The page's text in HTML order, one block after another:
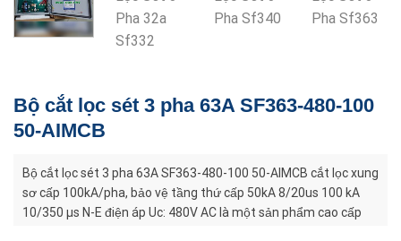
Bộ cắt lọc sét 3 pha 63A SF363-480-100
50-AIMCB
Bộ cắt lọc sét 3 pha 63A SF363-480-100 50-AIMCB cắt lọc xung
sơ cấp 100kA/pha, bảo vệ tầng thứ cấp 50kA 8/20us 100 kA
10/350 µs N-E điện áp Uc: 480V AC là một sản phẩm cao cấp